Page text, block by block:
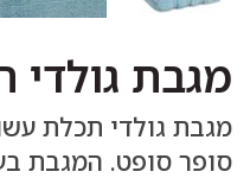
מגבת גולדי